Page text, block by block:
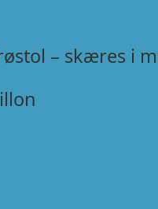
– skæres i